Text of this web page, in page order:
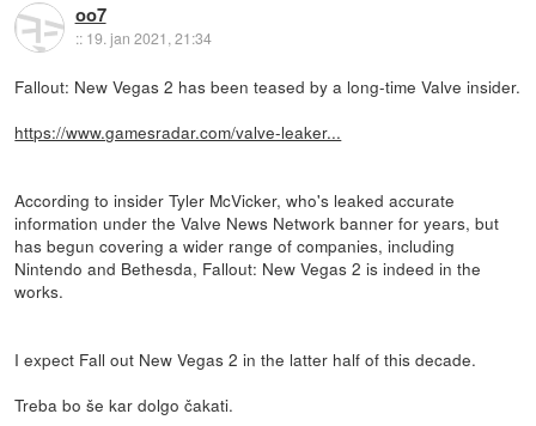
oo7
:: 19. jan 2021, 21:34
Fallout: New Vegas 2 has been teased by a long-time Valve insider.
https://www.gamesradar.com/valve-leaker...
According to insider Tyler McVicker, who's leaked accurate
information under the Valve News Network banner for years, but
has begun covering a wider range of companies, including
Nintendo and Bethesda, Fallout: New Vegas 2 is indeed in the
works.
I expect Fall out New Vegas 2 in the latter half of this decade.
Treba bo še kar dolgo čakati.